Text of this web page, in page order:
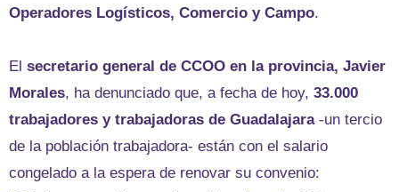
Operadores Logísticos, Comercio y Campo.
El secretario general de CCOO en la provincia, Javier
Morales, ha denunciado que, a fecha de hoy, 33.000
trabajadores y trabajadoras de Guadalajara-un tercio
de la población trabajadora- están con el salario
congelado a la espera de renovar su convenio: